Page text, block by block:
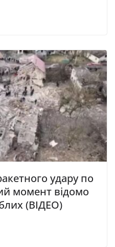
удару по
момент відомо
(ВІДЕО)